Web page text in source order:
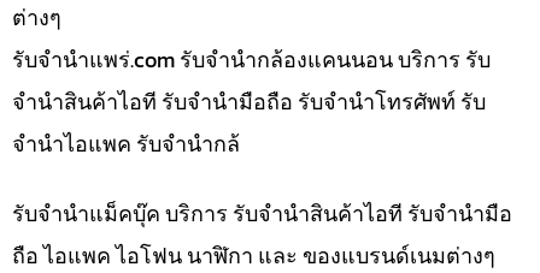
ต่างๆ
รับจํานําแพร่.com รับจำนำกล้องแคนนอน บริการ รับ
จำนำสินค้าไอที รับจำนำมือถือ รับจำนำโทรศัพท์ รับ
จำนำไอแพค รับจำนำกล้
รับจำนำแม็คบุ๊ค บริการ รับจำนำสินค้าไอที รับจำนำมือ
ถือ ไอแพค ไอโฟน นาฬิกา และ ของแบรนด์เนมต่างๆ